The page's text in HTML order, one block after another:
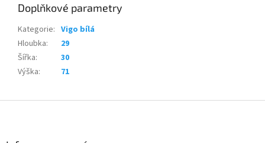
Doplňkové parametry
Kategorie: Vigo bílá
Hloubka:
29
Šířka:
30
Výška: 71